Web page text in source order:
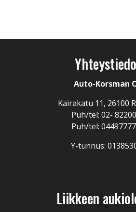
Auto-Korsman
Kairakatu 11, 26100
Puh/tel: 02-
Puh/tel:
Y-tunnus:
Liikkeen